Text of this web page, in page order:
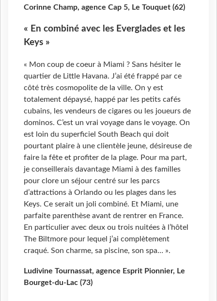
Corinne Champ, agence Cap 5, Le Touquet (62)
« En combiné avec les Everglades et les
Keys »
« Mon coup de coeur à Miami ? Sans hésiter le
quartier de Little Havana. J’ai été frappé par ce
côté très cosmopolite de la ville. On y est
totalement dépaysé, happé par les petits cafés
cubains, les vendeurs de cigares ou les joueurs de
dominos. C’est un vrai voyage dans le voyage. On
est loin du superficiel South Beach qui doit
pourtant plaire à une clientèle jeune, désireuse de
faire la fête et profiter de la plage. Pour ma part,
je conseillerais davantage Miami à des familles
pour clore un séjour centré sur les parcs
d’attractions à Orlando ou les plages dans les
Keys. Ce serait un joli combiné. Et Miami, une
parfaite parenthèse avant de rentrer en France.
En particulier avec deux ou trois nuitées à l’hôtel
The Biltmore pour lequel j’ai complètement
craqué. Son charme, sa piscine, son spa… ».
Ludivine Tournassat, agence Esprit Pionnier, Le
Bourget-du-Lac (73)